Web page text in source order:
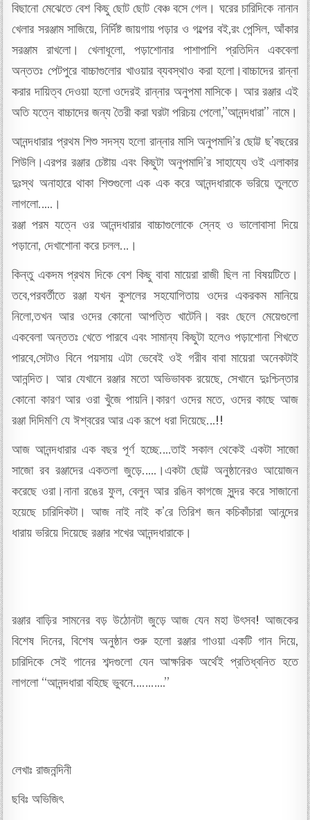
বিছানো মেঝেতে বেশ কিছু ছোট ছোট বেঞ্চ বসে গেল। ঘরের চারিদিকে নানান
খেলার সরঞ্জাম সাজিয়ে, নির্দিষ্ট জায়গায় পড়ার ও গল্পের বই,রং পেন্সিল, আঁকার
সরঞ্জাম রাখলো। খেলাধূলো, পড়াশোনার পাশাপাশি প্রতিদিন একবেলা
অন্ততঃ পেটপুরে বাচ্চাগুলোর খাওয়ার ব্যবস্থাও করা হলো।বাচ্চাদের রান্না
করার দায়িত্ব দেওয়া হলো ওদেরই রান্নার অনুপমা মাসিকে। আর রঞ্জার এই
অতি যত্নে বাচ্চাদের জন্য তৈরী করা ঘরটা পরিচয় পেলো,”আনন্দধারা” নামে।
আনন্দধারার প্রথম শিশু সদস্য হলো রান্নার মাসি অনুপমাদি’র ছোট্ট ছ’বছরের
শিউলি।এরপর রঞ্জার চেষ্টায় এবং কিছুটা অনুপমাদি’র সাহায্যে ওই এলাকার
দুঃস্থ অনাহারে থাকা শিশুগুলো এক এক করে আনন্দধারাকে ভরিয়ে তুলতে
লাগলো…..।
রঞ্জা পরম যত্নে ওর আনন্দধারার বাচ্চাগুলোকে স্নেহ ও ভালোবাসা দিয়ে
পড়ানো, দেখাশোনা করে চলল…।
কিন্তু একদম প্রথম দিকে বেশ কিছু বাবা মায়েরা রাজী ছিল না বিষয়টিতে।
তবে,পরবর্তীতে রঞ্জা যখন কুশলের সহযোগিতায় ওদের একরকম মানিয়ে
নিলো,তখন আর ওদের কোনো আপত্তি খাটেনি। বরং ছেলে মেয়েগুলো
একবেলা অন্ততঃ খেতে পারবে এবং সামান্য কিছুটা হলেও পড়াশোনা শিখতে
পারবে,সেটাও বিনে পয়সায় এটা ভেবেই ওই গরীব বাবা মায়েরা অনেকটাই
আনন্দিত। আর যেখানে রঞ্জার মতো অভিভাবক রয়েছে, সেখানে দুঃশ্চিন্তার
কোনো কারণ আর ওরা খুঁজে পায়নি।কারণ ওদের মতে, ওদের কাছে আজ
রঞ্জা দিদিমণি যে ঈশ্বরের আর এক রূপে ধরা দিয়েছে…!!
আজ আনন্দধারার এক বছর পূর্ণ হচ্ছে….তাই সকাল থেকেই একটা সাজো
সাজো রব রঞ্জাদের একতলা জুড়ে…..।একটা ছোট্ট অনুষ্ঠানেরও আয়োজন
করেছে ওরা।নানা রঙের ফুল, বেলুন আর রঙিন কাগজে সুন্দর করে সাজানো
হয়েছে চারিদিকটা। আজ নাই নাই ক’রে তিরিশ জন কচিকাঁচারা আনন্দের
ধারায় ভরিয়ে দিয়েছে রঞ্জার শখের আনন্দধারাকে।
রঞ্জার বাড়ির সামনের বড় উঠোনটা জুড়ে আজ যেন মহা উৎসব! আজকের
বিশেষ দিনের, বিশেষ অনুষ্ঠান শুরু হলো রঞ্জার গাওয়া একটি গান দিয়ে,
চারিদিকে সেই গানের শব্দগুলো যেন আক্ষরিক অর্থেই প্রতিধ্বনিত হতে
লাগলো “আনন্দধারা বহিছে ভুবনে………..”
লেখাঃ রাজনন্দিনী
ছবিঃ অভিজিৎ